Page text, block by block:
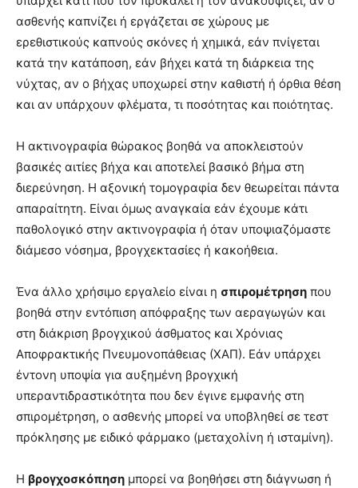
ασθενής καπνίζει ή εργάζεται σε χώρους με
ερεθιστικούς καπνούς σκόνες ή χημικά, εάν πνίγεται
κατά την κατάποση, εάν βήχει κατά τη διάρκεια της
νύχτας, αν ο βήχας υποχωρεί στην καθιστή ή όρθια θέση
και αν υπάρχουν φλέματα, τι ποσότητας και ποιότητας.
Η ακτινογραφία θώρακος βοηθά να αποκλειστούν
βασικές αιτίες βήχα και αποτελεί βασικό βήμα στη
διερεύνηση. Η αξονική τομογραφία δεν θεωρείται πάντα
απαραίτητη. Είναι όμως αναγκαία εάν έχουμε κάτι
παθολογικό στην ακτινογραφία ή όταν υποψιαζόμαστε
διάμεσο νόσημα, βρογχεκτασίες ή κακοήθεια.
Ένα άλλο χρήσιμο εργαλείο είναι η σπιρομέτρηση που
βοηθά στην εντόπιση απόφραξης των αεραγωγών και
στη διάκριση βρογχικού άσθματος και Χρόνιας
Αποφρακτικής Πνευμονοπάθειας (ΧΑΠ). Εάν υπάρχει
έντονη υποψία για αυξημένη βρογχική
υπεραντιδραστικότητα που δεν έγινε εμφανής στη
σπιρομέτρηση, ο ασθενής μπορεί να υποβληθεί σε τεστ
πρόκλησης με ειδικό φάρμακο (μεταχολίνη ή ισταμίνη).
Η βρογχοσκόπηση μπορεί να βοηθήσει στη διάγνωση ή